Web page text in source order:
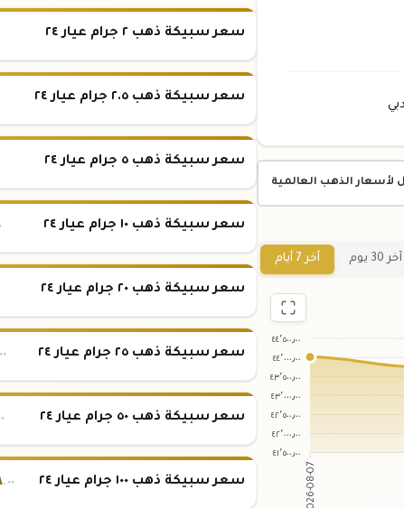
لأسعار الذهب العالمية
آخر 30 يوم آخر 7 أيام
٤٤٬٥٠٠٫٠٠
٤٤٬٠٠٠٫٠٠
٤٣٬٥٠٠٫٠٠
٤٣٬٠٠٠٫٠٠
٤٢٬٥٠٠٫٠٠
٤٢٬٠٠٠٫٠٠
٤١٬٥٠٠٫٠٠
2026-08-07
سعر سبيكة ذهب ٢ جرام عيار ٢٤
سعر سبيكة ذهب ٢.٥ جرام عيار ٢٤
سعر سبيكة ذهب ٥ جرام عيار ٢٤
سعر سبيكة ذهب ١٠ جرام عيار ٢٤
سعر سبيكة ذهب ٢٠ جرام عيار ٢٤
سعر سبيكة ذهب ٢٥ جرام عيار ٢٤
سعر سبيكة ذهب ٥٠ جرام عيار ٢٤
سعر سبيكة ذهب ١٠٠ جرام عيار ٢٤ .٠٠